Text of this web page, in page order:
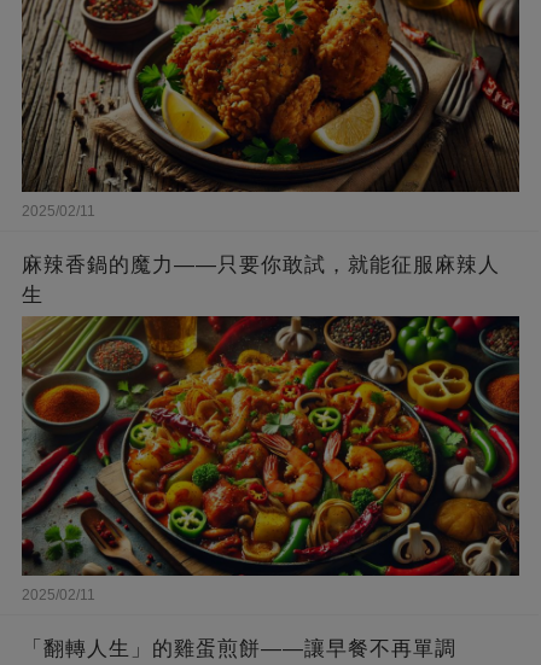
2025/02/11
麻辣香鍋的魔力——只要你敢試，就能征服麻辣人
生
2025/02/11
「翻轉人生」的雞蛋煎餅——讓早餐不再單調